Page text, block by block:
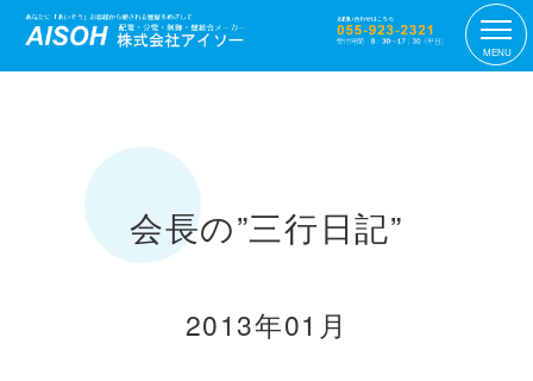
MENU
会長の”三行日記”
2013年01月